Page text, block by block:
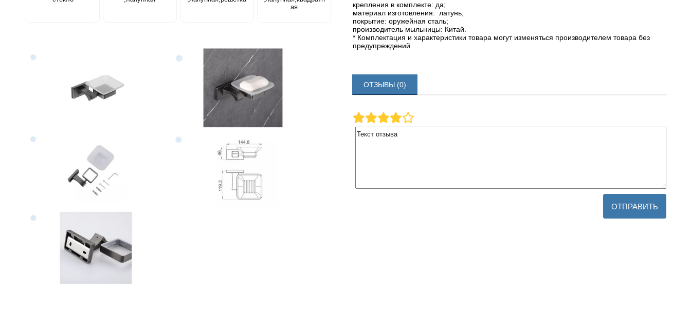
ая
крепления в комплекте: да;
материал изготовления: латунь;
покрытие: оружейная сталь;
производитель мыльницы: Китай.
* Комплектация и характеристики товара могут изменяться производителем товара без
предупреждений
ОТЗЫВЫ (0)
ОТПРАВИТЬ